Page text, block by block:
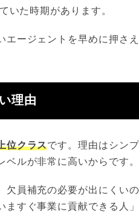
いた時期があります。
ージェントを早めに押さ
理由
位クラスです。理由はシン
ルが非常に高いからです。
員補充の必要が出にくい
すぐ事業に貢献できる人